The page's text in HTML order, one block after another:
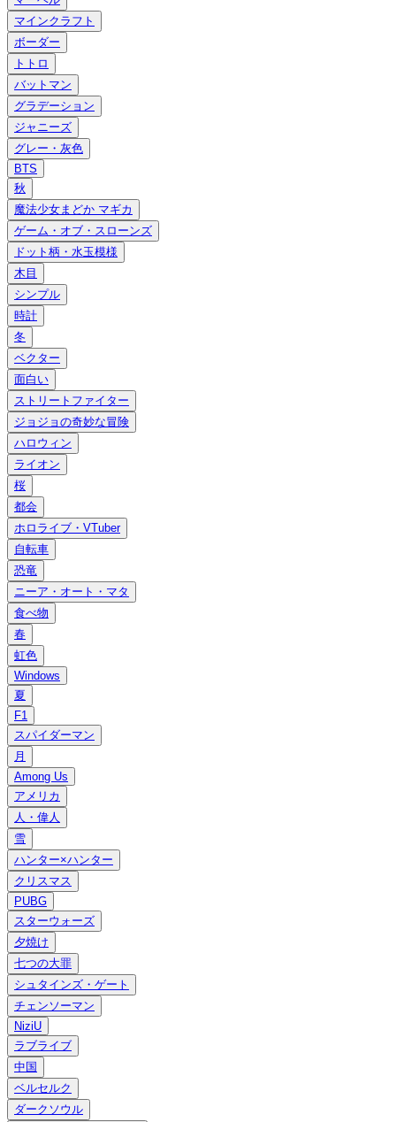
マインクラフト
ボーダー
トトロ
バットマン
グラデーション
ジャニーズ
グレー・灰色
BTS
秋
魔法少女まどか マギカ
ゲーム・オブ・スローンズ
ドット柄・水玉模様
木目
シンプル
時計
冬
ベクター
面白い
ストリートファイター
ジョジョの奇妙な冒険
ハロウィン
ライオン
桜
都会
ホロライブ・VTuber
自転車
恐竜
ニーア・オート・マタ
食べ物
春
虹色
Windows
夏
F1
スパイダーマン
月
Among Us
アメリカ
人・偉人
雪
ハンター×ハンター
クリスマス
PUBG
スターウォーズ
夕焼け
七つの大罪
シュタインズ・ゲート
チェンソーマン
NiziU
ラブライブ
中国
ベルセルク
ダークソウル